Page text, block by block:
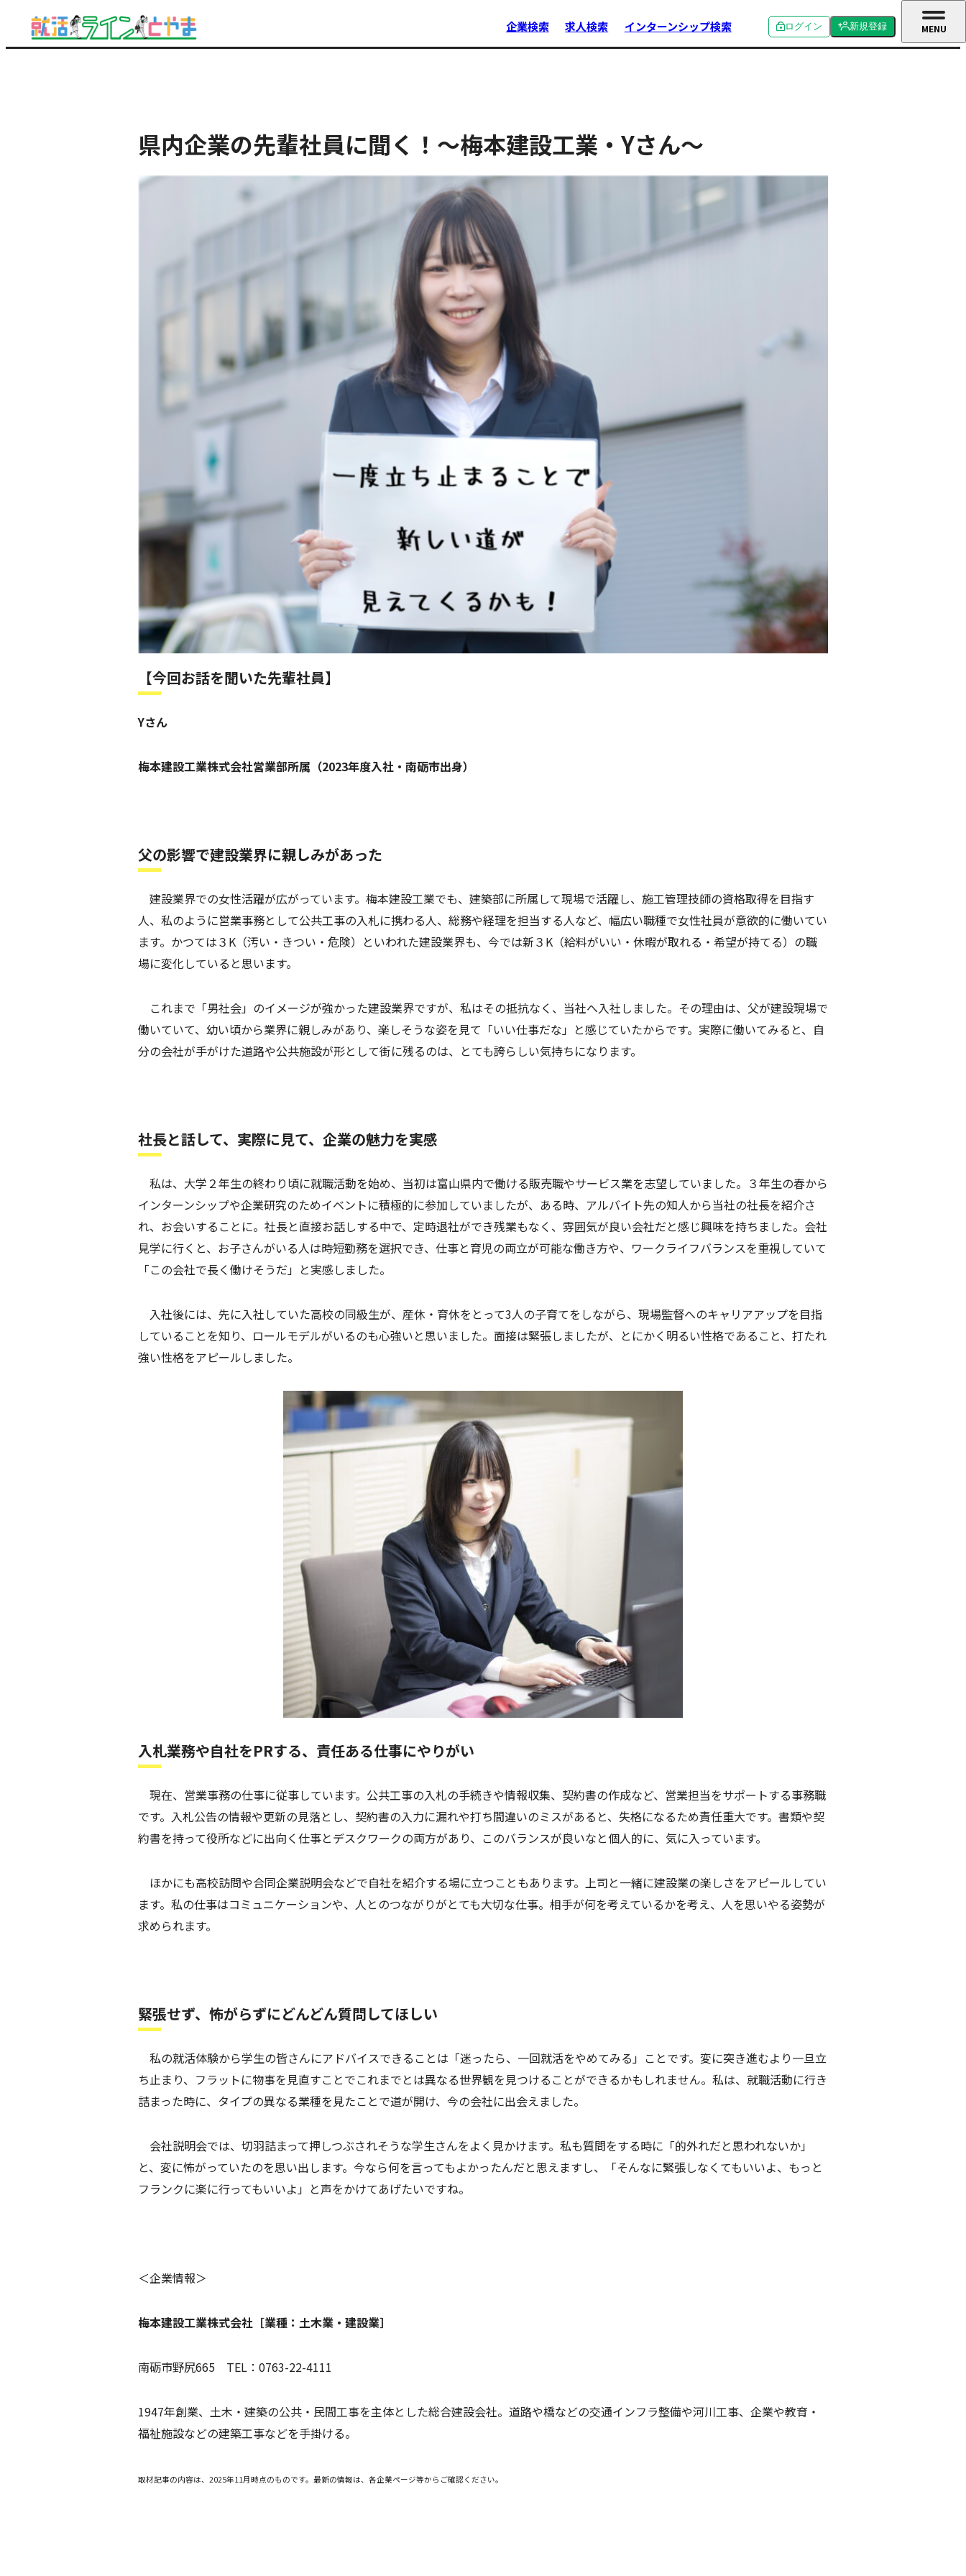
企業検索 求人検索 インターンシップ検索 ログイン 新規登録
県内企業の先輩社員に聞く！〜梅本建設工業・Yさん〜
【今回お話を聞いた先輩社員】
Yさん
梅本建設工業株式会社営業部所属（2023年度入社・南砺市出身）
父の影響で建設業界に親しみがあった
建設業界での女性活躍が広がっています。梅本建設工業でも、建築部に所属して現場で活躍し、施工管理技師の資格取得を目指す
人、私のように営業事務として公共工事の入札に携わる人、総務や経理を担当する人など、幅広い職種で女性社員が意欲的に働いてい
ます。かつては３K（汚い・きつい・危険）といわれた建設業界も、今では新３K（給料がいい・休暇が取れる・希望が持てる）の職
場に変化していると思います。
これまで「男社会」のイメージが強かった建設業界ですが、私はその抵抗なく、当社へ入社しました。その理由は、父が建設現場で
働いていて、幼い頃から業界に親しみがあり、楽しそうな姿を見て「いい仕事だな」と感じていたからです。実際に働いてみると、自
分の会社が手がけた道路や公共施設が形として街に残るのは、とても誇らしい気持ちになります。
社長と話して、実際に見て、企業の魅力を実感
私は、大学２年生の終わり頃に就職活動を始め、当初は富山県内で働ける販売職やサービス業を志望していました。３年生の春から
インターンシップや企業研究のためイベントに積極的に参加していましたが、ある時、アルバイト先の知人から当社の社長を紹介さ
れ、お会いすることに。社長と直接お話しする中で、定時退社ができ残業もなく、雰囲気が良い会社だと感じ興味を持ちました。 会社
見学に行くと、お子さんがいる人は時短勤務を選択でき、仕事と育児の両立が可能な働き方や、ワークライフバランスを重視していて
「この会社で長く働けそうだ」と実感しました。
入社後には、先に入社していた高校の同級生が、産休・育休をとって3人の子育てをしながら、現場監督へのキャリアアップを目指
していることを知り、ロールモデルがいるのも心強いと思いました。面接は緊張しましたが、とにかく明るい性格であること、打たれ
強い性格をアピールしました。
入札業務や自社をPRする、責任ある仕事にやりがい
現在、営業事務の仕事に従事しています。公共工事の入札の手続きや情報収集、契約書の作成など、営業担当をサポートする事務職
です。入札公告の情報や更新の見落とし、契約書の入力に漏れや打ち間違いのミスがあると、失格になるため責任重大です。書類や契
約書を持って役所などに出向く仕事とデスクワークの両方があり、このバランスが良いなと個人的に、気に入っています。
ほかにも高校訪問や合同企業説明会などで自社を紹介する場に立つこともあります。上司と一緒に建設業の楽しさをアピールしてい
ます。私の仕事はコミュニケーションや、人とのつながりがとても大切な仕事。相手が何を考えているかを考え、人を思いやる姿勢が
求められます。
緊張せず、怖がらずにどんどん質問してほしい
私の就活体験から学生の皆さんにアドバイスできることは「迷ったら、一回就活をやめてみる」ことです。変に突き進むより一旦立
ち止まり、フラットに物事を見直すことでこれまでとは異なる世界観を見つけることができるかもしれません。私は、就職活動に行き
詰まった時に、タイプの異なる業種を見たことで道が開け、今の会社に出会えました。
会社説明会では、切羽詰まって押しつぶされそうな学生さんをよく見かけます。私も質問をする時に「的外れだと思われないか」
と、変に怖がっていたのを思い出します。今なら何を言ってもよかったんだと思えますし、「そんなに緊張しなくてもいいよ、もっと
フランクに楽に行ってもいいよ」と声をかけてあげたいですね。
＜企業情報＞
梅本建設工業株式会社［業種：土木業・建設業］
南砺市野尻665 TEL：0763-22-4111
1947年創業、土木・建築の公共・民間工事を主体とした総合建設会社。道路や橋などの交通インフラ整備や河川工事、企業や教育・
福祉施設などの建築工事などを手掛ける。
取材記事の内容は、2025年11月時点のものです。最新の情報は、各企業ページ等からご確認ください。
MENU